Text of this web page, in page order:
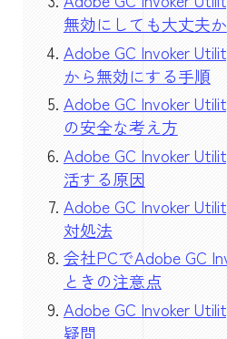
無効にしても大丈夫か
Adobe GC Invoker
から無効にする手順
Adobe GC Invoker
の安全な考え方
Adobe GC Invoker
活する原因
Adobe GC Invoker
対処法
会社PCでAdobe GC
ときの注意点
Adobe GC Invoker
疑問